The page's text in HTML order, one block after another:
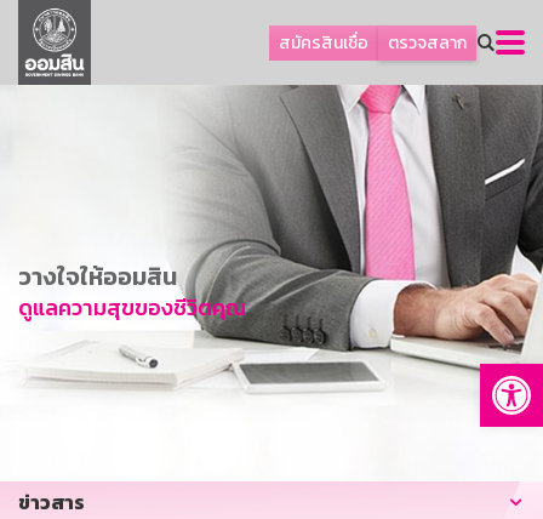
สมัครสินเชื่อ ตรวจสลาก
ลูกค้าธุรกิจ
ลูกค้าผู้ประกอบรายย่อย
การพัฒนาที่ยั่งยืน
ข่าวสาร
บริการทางการเงิน
อื่นๆ
วางใจให้ออมสิน
ดูแลความสุขของชีวิตคุณ
ข่าวสาร